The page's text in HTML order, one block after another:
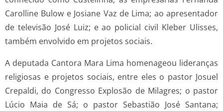
Carolline Bulow e Josiane Vaz de Lima; ao apresentador
de televisão José Luiz; e ao policial civil Kleber Ulisses,
também envolvido em projetos sociais.
A deputada Cantora Mara Lima homenageou lideranças
religiosas e projetos sociais, entre eles o pastor Josuel
Crepaldi, do Congresso Explosão de Milagres; o pastor
Lúcio Maia de Sá; o pastor Sebastião José Santana;